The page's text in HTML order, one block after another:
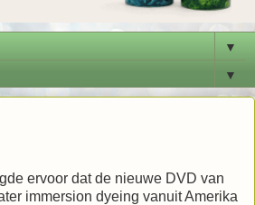
▼
▼
ervoor dat de nieuwe DVD van
immersion dyeing vanuit Amerika